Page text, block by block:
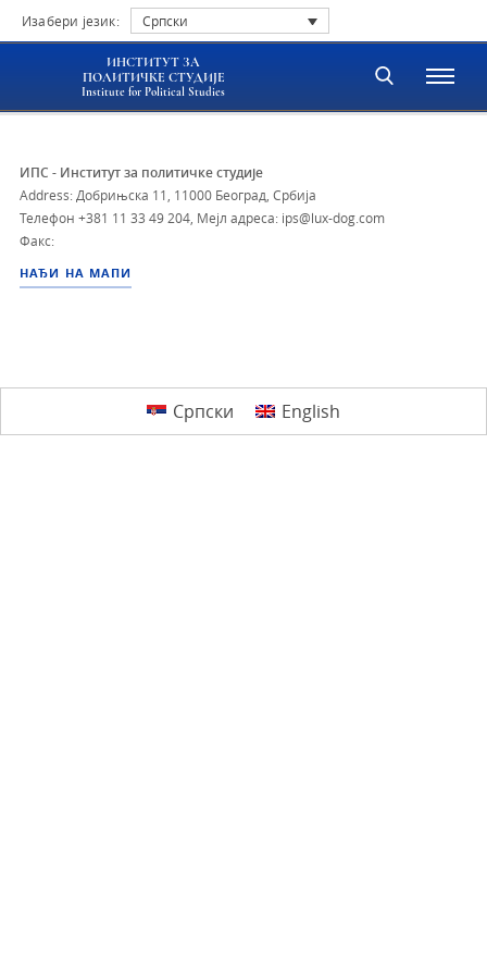
Изабери језик: Српски
ИНСТИТУТ ЗА
ПОЛИТИЧКЕ СТУДИЈЕ
Institute for Political Studies
ИПС - Институт за политичке студије
Address: Добрињска 11, 11000 Београд, Србија
Телефон +381 11 33 49 204 Мејл адреса: ips@lux-dog.com
Факс:
НАЂИ НА МАПИ
Српски English